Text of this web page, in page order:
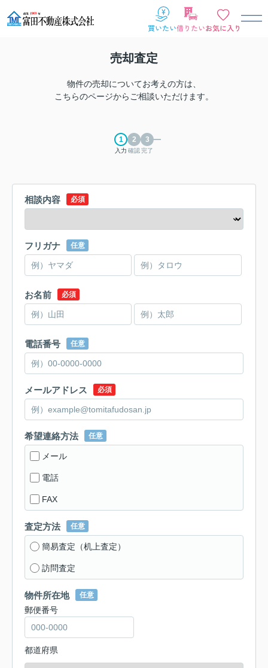
売却査定
物件の売却についてお考えの方は、
こちらのページからご相談いただけます。
入力 確認完了
相談内容 必須
フリガナ 任意
お名前 必須
電話番号 任意
メールアドレス 必須
希望連絡方法 任意
メール
電話
FAX
査定方法 任意
簡易査定（机上査定）
訪問査定
物件所在地 任意
郵便番号
都道府県